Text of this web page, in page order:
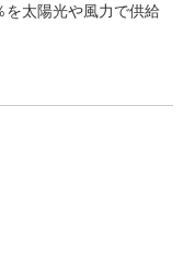
太陽光や風力で供給